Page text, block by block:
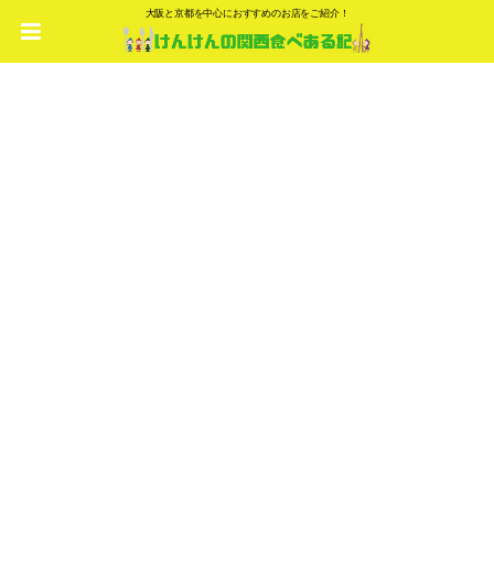
大阪と京都を中心におすすめのお店をご紹介！